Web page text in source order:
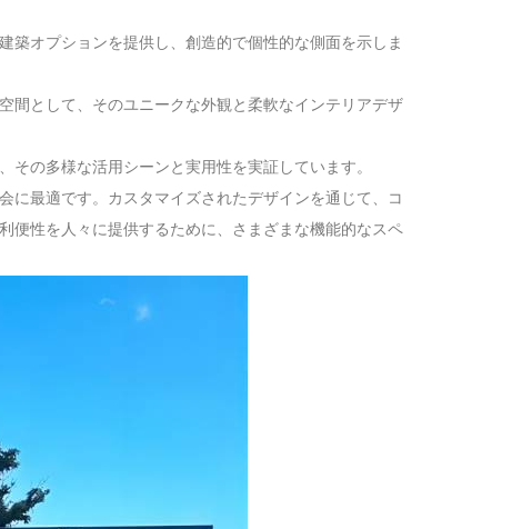
築オプションを提供し、創造的で個性的な側面を示しま
間として、そのユニークな外観と柔軟なインテリアデザ
の多様な活用シーンと実用性を実証しています。
に最適です。カスタマイズされたデザインを通じて、コ
便性を人々に提供するために、さまざまな機能的なスペ